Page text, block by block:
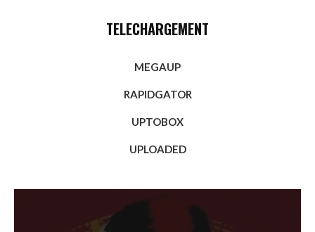
TELECHARGEMENT
MEGAUP
RAPIDGATOR
UPTOBOX
UPLOADED